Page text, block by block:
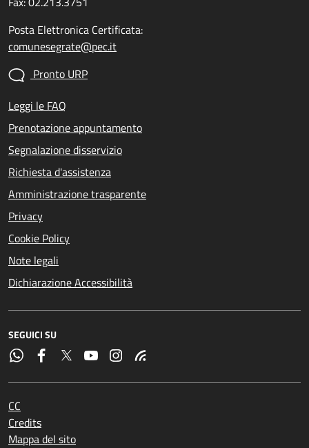
Posta Elettronica Certificata:
comunesegrate@pec.it
Pronto URP
Leggi le FAQ
Prenotazione appuntamento
Segnalazione disservizio
Richiesta d'assistenza
Amministrazione trasparente
Privacy
Cookie Policy
Note legali
Dichiarazione Accessibilità
SEGUICI SU
CC
Credits
Mappa del sito